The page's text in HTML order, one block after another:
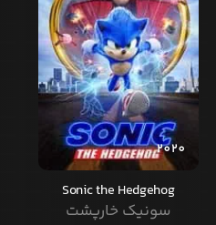
2020
Sonic the Hedgehog
سونیک خارپشت